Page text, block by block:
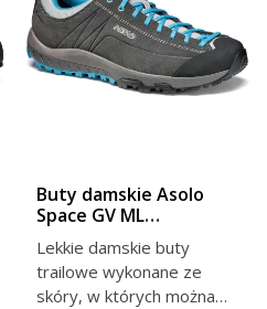
Buty damskie Asolo
Space GV ML
Graphite/Cyan blue
Lekkie damskie buty
trailowe wykonane ze
skóry, w których można